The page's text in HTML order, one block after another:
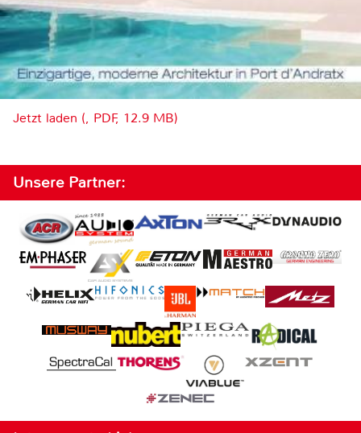
Jetzt laden (, PDF, 12.9 MB)
Unsere Partner: